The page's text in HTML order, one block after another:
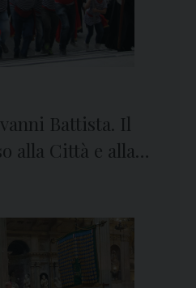
Battista. Il